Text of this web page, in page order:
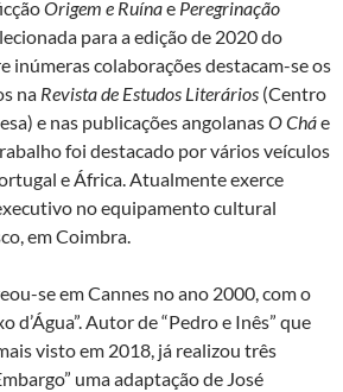
Origem e Ruínae Peregrinação
para a edição de 2020 do
inúmeras colaborações destacam-se os
na Revista de Estudos Literários (Centro
e nas publicações angolanasO Cháe
foi destacado por vários veículos
e África. Atualmente exerce
no equipamento cultural
em Coimbra.
se em Cannes no ano 2000, com o
d’Água”. Autor de “Pedro e Inês” que
visto em 2018, já realizou três
uma adaptação de José